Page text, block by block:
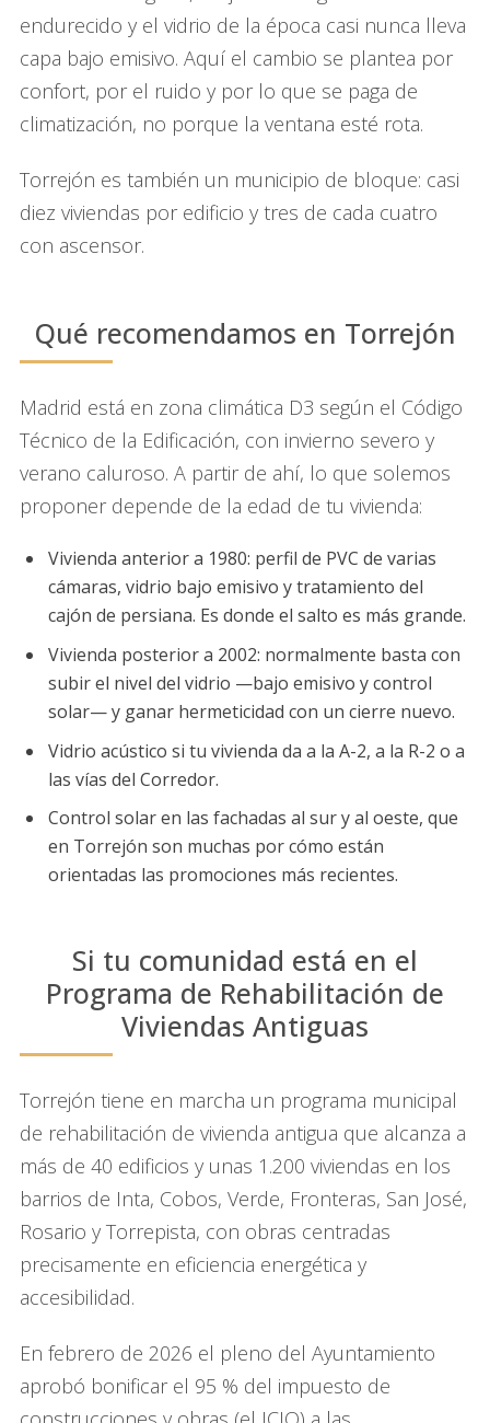
endurecido y el vidrio de la época casi nunca lleva
capa bajo emisivo. Aquí el cambio se plantea por
confort, por el ruido y por lo que se paga de
climatización, no porque la ventana esté rota.
Torrejón es también un municipio de bloque: casi
diez viviendas por edificio y tres de cada cuatro
con ascensor.
Qué recomendamos en Torrejón
Madrid está en zona climática D3 según el Código
Técnico de la Edificación, con invierno severo y
verano caluroso. A partir de ahí, lo que solemos
proponer depende de la edad de tu vivienda:
Vivienda anterior a 1980: perfil de PVC de varias
cámaras, vidrio bajo emisivo y tratamiento del
cajón de persiana. Es donde el salto es más grande.
Vivienda posterior a 2002: normalmente basta con
subir el nivel del vidrio —bajo emisivo y control
solar— y ganar hermeticidad con un cierre nuevo.
Vidrio acústico si tu vivienda da a la A-2, a la R-2 o a
las vías del Corredor.
Control solar en las fachadas al sur y al oeste, que
en Torrejón son muchas por cómo están
orientadas las promociones más recientes.
Si tu comunidad está en el
Programa de Rehabilitación de
Viviendas Antiguas
Torrejón tiene en marcha un programa municipal
de rehabilitación de vivienda antigua que alcanza a
más de 40 edificios y unas 1.200 viviendas en los
barrios de Inta, Cobos, Verde, Fronteras, San José,
Rosario y Torrepista, con obras centradas
precisamente en eficiencia energética y
accesibilidad.
En febrero de 2026 el pleno del Ayuntamiento
aprobó bonificar el 95 % del impuesto de